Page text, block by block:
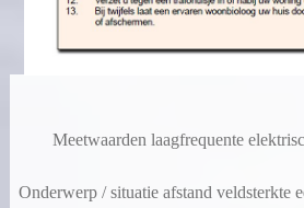
Meetwaarden laagfrequente
Onderwerp / situatie afstand veldsterkte